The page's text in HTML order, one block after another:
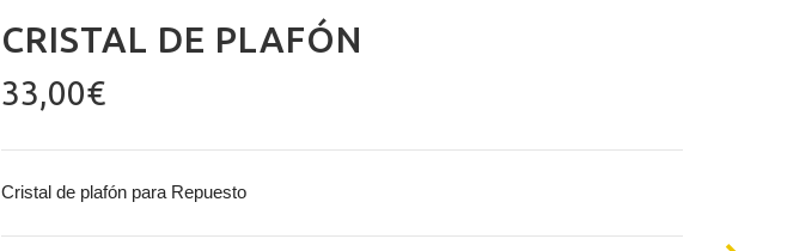
CRISTAL DE PLAFÓN
33,00€
Cristal de plafón para Repuesto